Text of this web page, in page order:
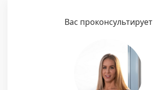
Вас проконсультирует